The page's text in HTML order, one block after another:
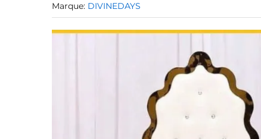
Marque: DIVINEDAYS